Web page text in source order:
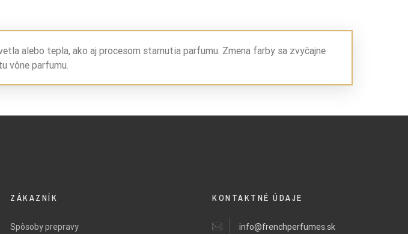
alebo tepla, ako aj procesom starnutia parfumu. Zmena farby sa zvyčajne
vône parfumu.
ZÁKAZNÍK
Spôsoby prepravy
KONTAKTNÉ ÚDAJE
info@frenchperfumes.sk